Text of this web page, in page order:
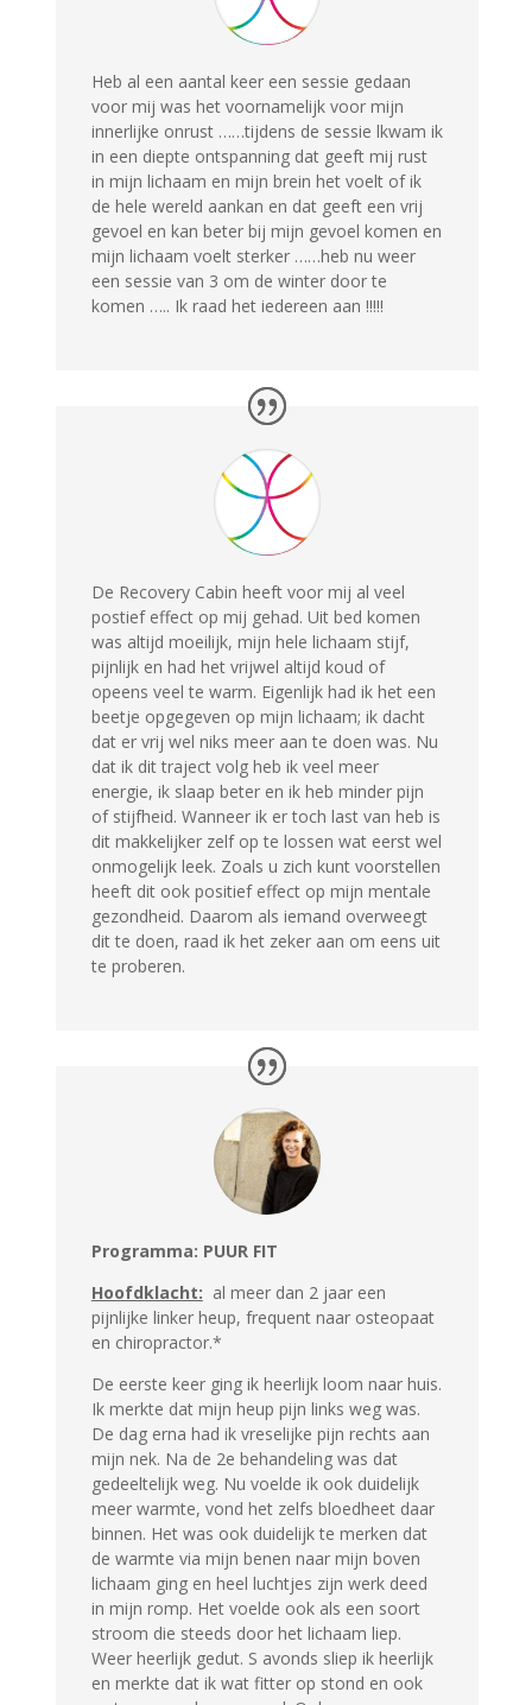
Heb al een aantal keer een sessie gedaan
voor mij was het voornamelijk voor mijn
innerlijke onrust ……tijdens de sessie lkwam ik
in een diepte ontspanning dat geeft mij rust
in mijn lichaam en mijn brein het voelt of ik
de hele wereld aankan en dat geeft een vrij
gevoel en kan beter bij mijn gevoel komen en
mijn lichaam voelt sterker ……heb nu weer
een sessie van 3 om de winter door te
komen ….. Ik raad het iedereen aan !!!!!
De Recovery Cabin heeft voor mij al veel
postief effect op mij gehad. Uit bed komen
was altijd moeilijk, mijn hele lichaam stijf,
pijnlijk en had het vrijwel altijd koud of
opeens veel te warm. Eigenlijk had ik het een
beetje opgegeven op mijn lichaam; ik dacht
dat er vrij wel niks meer aan te doen was. Nu
dat ik dit traject volg heb ik veel meer
energie, ik slaap beter en ik heb minder pijn
of stijfheid. Wanneer ik er toch last van heb is
dit makkelijker zelf op te lossen wat eerst wel
onmogelijk leek. Zoals u zich kunt voorstellen
heeft dit ook positief effect op mijn mentale
gezondheid. Daarom als iemand overweegt
dit te doen, raad ik het zeker aan om eens uit
te proberen.
Programma: PUUR FIT
Hoofdklacht: al meer dan 2 jaar een
pijnlijke linker heup, frequent naar osteopaat
en chiropractor.*
De eerste keer ging ik heerlijk loom naar huis.
Ik merkte dat mijn heup pijn links weg was.
De dag erna had ik vreselijke pijn rechts aan
mijn nek. Na de 2e behandeling was dat
gedeeltelijk weg. Nu voelde ik ook duidelijk
meer warmte, vond het zelfs bloedheet daar
binnen. Het was ook duidelijk te merken dat
de warmte via mijn benen naar mijn boven
lichaam ging en heel luchtjes zijn werk deed
in mijn romp. Het voelde ook als een soort
stroom die steeds door het lichaam liep.
Weer heerlijk gedut. S avonds sliep ik heerlijk
en merkte dat ik wat fitter op stond en ook